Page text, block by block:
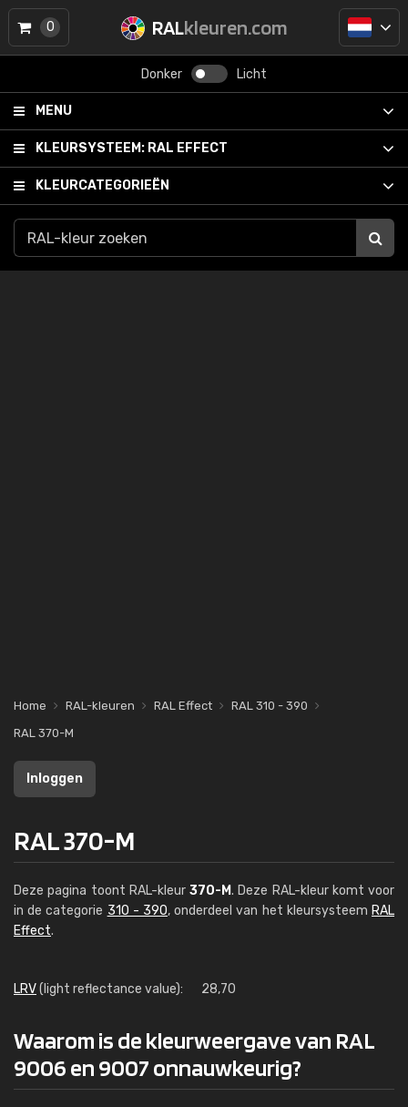
RALkleuren.com
Donker Licht
MENU
KLEURSYSTEEM: RAL EFFECT
KLEURCATEGORIEËN
0
Home RAL-kleuren RAL Effect
RAL 310 - 390
RAL 370-M
Inloggen
RAL 370-M
Deze pagina toont RAL-kleur 370-M. Deze RAL-kleur komt voor
in de categorie 310 - 390, onderdeel van het kleursysteem RAL
Effect.
LRV(light reflectance value): 28,70
Waarom is de kleurweergave van RAL
9006 en 9007 onnauwkeurig?